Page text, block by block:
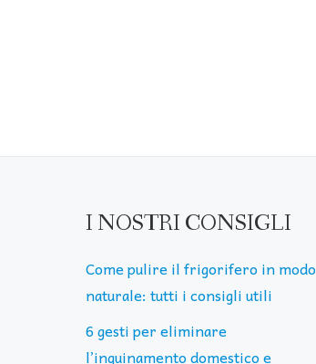
I NOSTRI CONSIGLI
Come pulire il frigorifero in modo
naturale: tutti i consigli utili
6 gesti per eliminare
l’inquinamento domestico e